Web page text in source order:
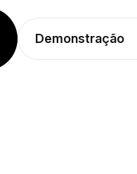
Demonstração